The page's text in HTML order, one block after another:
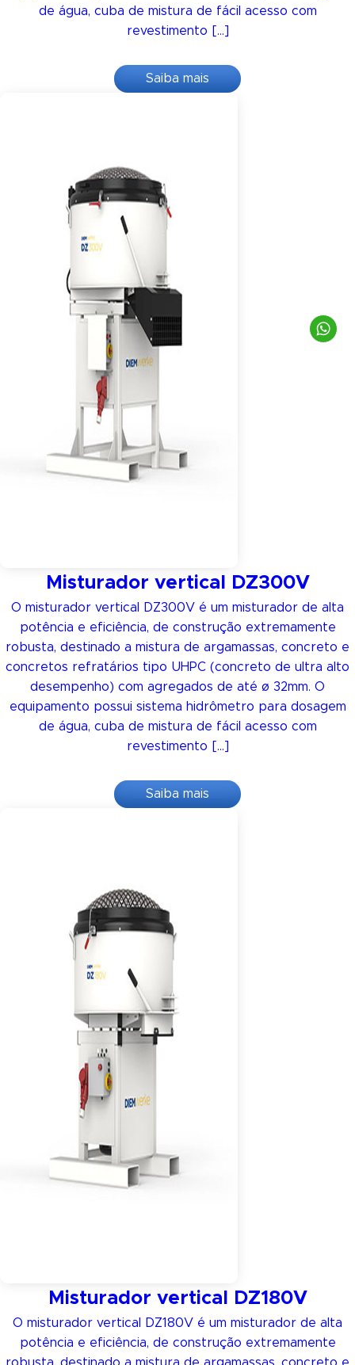
de água, cuba de mistura de fácil acesso com
revestimento […]
Saiba mais
Misturador vertical DZ300V
O misturador vertical DZ300V é um misturador de alta
potência e eficiência, de construção extremamente
robusta, destinado a mistura de argamassas, concreto e
concretos refratários tipo UHPC (concreto de ultra alto
desempenho) com agregados de até ø 32mm. O
equipamento possui sistema hidrômetro para dosagem
de água, cuba de mistura de fácil acesso com
revestimento […]
Saiba mais
Misturador vertical DZ180V
O misturador vertical DZ180V é um misturador de alta
potência e eficiência, de construção extremamente